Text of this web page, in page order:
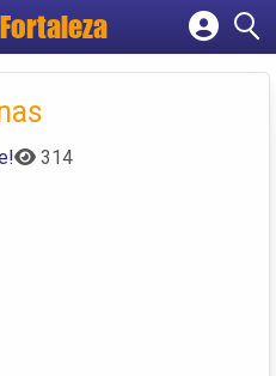
Fortaleza
empresa
conta
314